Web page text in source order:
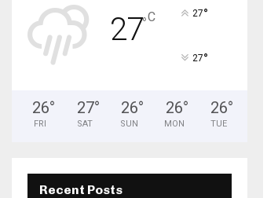
27°C 27°
27°
26°
FRI
27°
SAT
26°
SUN
26°
MON
26°
TUE
Recent Posts